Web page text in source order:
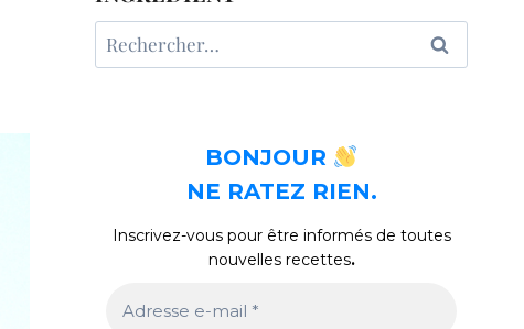
Rechercher :
BONJOUR
NE RATEZ RIEN.
Inscrivez-vous pour être informés de toutes
nouvelles recettes.